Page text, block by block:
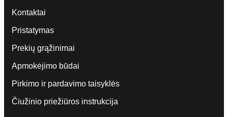
Kontaktai
Pristatymas
Prekių grąžinimai
Apmokėjimo būdai
Pirkimo ir pardavimo taisyklės
Čiužinio priežiūros instrukcija